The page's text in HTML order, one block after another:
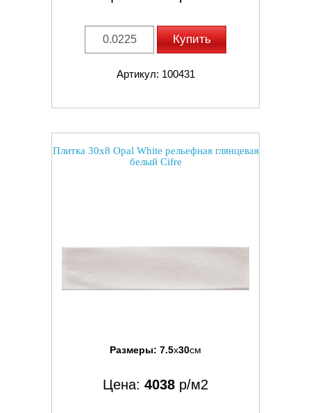
Купить
Артикул: 100431
Плитка 30x8 Opal White рельефная глянцевая
белый Cifre
Размеры: 7.5x30см
Цена: 4038 р/м2